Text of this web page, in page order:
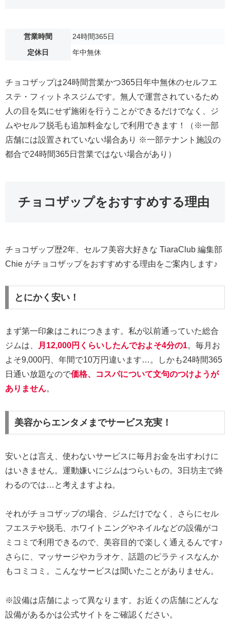
営業時間
24時間365日
定休日
年中無休
チョコザップは24時間営業かつ365日年中無休のセルフエ
ステ・フィットネスジムです。無人で運営されているため
人の目を気にせず施術を行うことができるだけでなく、ジ
ムやセルフ脱毛も追加料金なしで利用できます！（※一部
店舗には設置されていない場合あり ※一部テナント施設の
都合で24時間365日営業ではない場合があり）
チョコザップをおすすめする理由
チョコザップ歴2年、セルフ美容大好きな TiaraClub 編集部
Chie がチョコザップをおすすめする理由をご案内します♪
とにかく安い！
まず第一印象はこれにつきます。私が以前通っていた総合
ジムは、
月12,000円くらいしたんでおよそ4分の1。毎月お
よそ9,000円、年間で10万円違います…。しかも24時間365
日通い放題なので価格、コスパについて文句のつけようが
ありません。
美容からエンタメまでサービス充実！
安いとは言え、使わないサービスに毎月お金を出すわけに
はいきません。運動嫌いにジムはつらいもの。3日坊主で終
わるのでは…と考えますよね。
それがチョコザップの場合、ジムだけでなく、さらにセル
フエステや脱毛、ホワイトニングやネイルなどの設備がコ
ミコミで利用できるので、美容目的で楽しく通えるんです♪
さらに、マッサージやカラオケ、話題のピラティスなんか
もコミコミ。こんなサービスは聞いたことがありません。
※設備は店舗によって異なります。お近くの店舗にどんな
設備があるかは公式サイトをご確認ください。